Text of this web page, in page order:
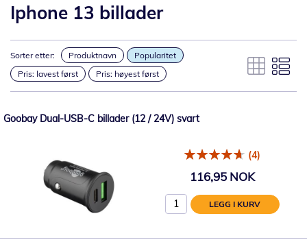
Iphone 13 billader
Sorter etter: Produktnavn
Popularitet
Pris: lavest først
Pris: høyest først
Goobay Dual-USB-C billader (12 / 24V) svart
(4)
116,95 NOK
LEGG I KURV